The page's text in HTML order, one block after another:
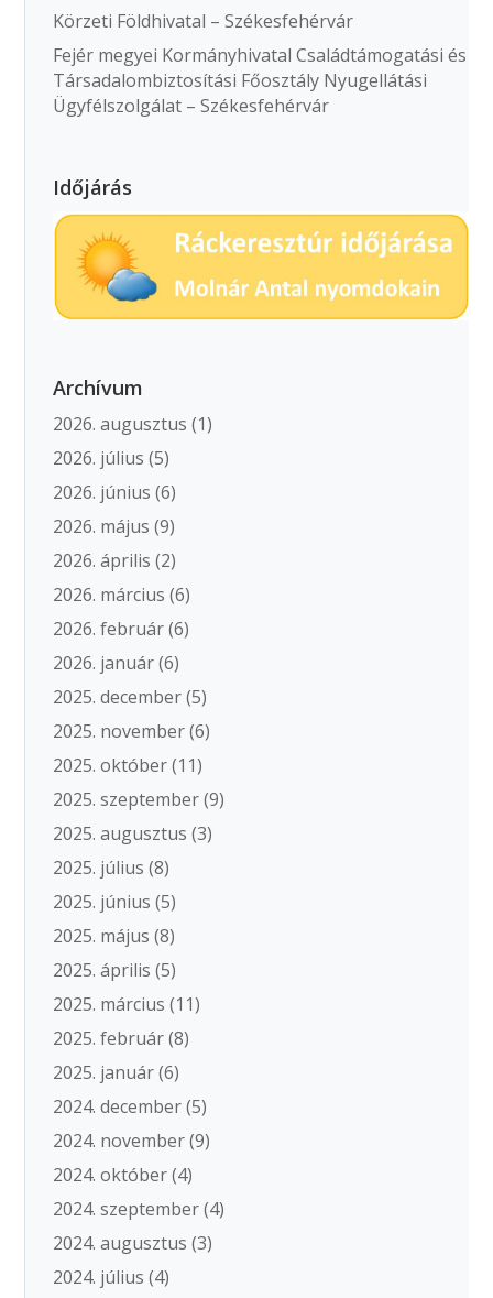
Körzeti Földhivatal – Székesfehérvár
Fejér megyei Kormányhivatal Családtámogatási és
Társadalombiztosítási Főosztály Nyugellátási
Ügyfélszolgálat – Székesfehérvár
Időjárás
Archívum
2026. augusztus (1)
2026. július (5)
2026. június (6)
2026. május (9)
2026. április (2)
2026. március (6)
2026. február(6)
2026. január(6)
2025. december(5)
2025. november(6)
2025. október(11)
2025. szeptember(9)
2025. augusztus (3)
2025. július (8)
2025. június (5)
2025. május (8)
2025. április (5)
2025. március (11)
2025. február(8)
2025. január(6)
2024. december(5)
2024. november(9)
2024. október(4)
2024. szeptember(4)
2024. augusztus (3)
2024. július (4)